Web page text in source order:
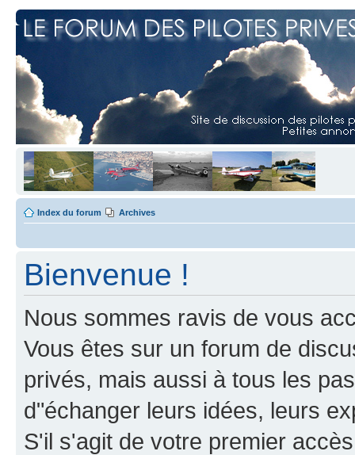
Index du forum Archives
Bienvenue !
Nous sommes ravis de vous
Vous êtes sur un forum de
privés, mais aussi à tous les
d"échanger leurs idées, leurs
S'il s'agit de votre premier